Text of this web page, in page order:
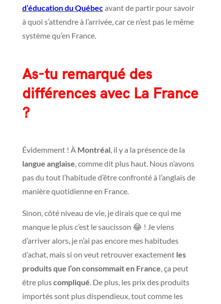
d’éducation du Québecavant de partir pour savoir
à quoi s’attendre à l’arrivée, car ce n’est pas le même
système qu’en France.
As-tu remarqué des
différences avec La France
?
Évidemment ! À Montréal, il y a la présence de la
langue anglaise , comme dit plus haut. Nous n’avons
pas du tout l’habitude d’être confronté à l’anglais de
manière quotidienne en France.
Sinon, côté niveau de vie, je dirais que ce qui me
manque le plus c’est le saucisson 😂 ! Je viens
d’arriver alors, je n’ai pas encore mes habitudes
d’achat, mais si on veut retrouver exactement les
produits que l’on consommait en France , ça peut
être pluscompliqué . De plus, les prix des produits
importés sont plus dispendieux, tout comme les